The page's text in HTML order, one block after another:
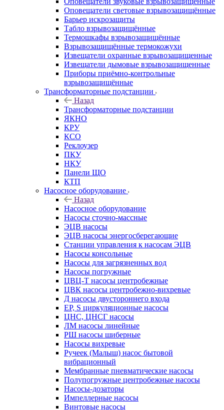
Оповещатели световые взрывозащищённые
Барьер искрозащиты
Табло взрывозащищённые
Термошкафы взрывозащищённые
Взрывозащищённые термокожухи
Извещатели охранные взрывозащищенные
Извещатели дымовые взрывозащищенные
Приборы приёмно-контрольные
взрывозащищённые
Трансформаторные подстанции
Назад
Трансформаторные подстанции
ЯКНО
КРУ
КСО
Реклоузер
ПКУ
НКУ
Панели ЩО
КТП
Насосное оборудование
Назад
Насосное оборудование
Насосы сточно-массные
ЭЦВ насосы
ЭЦВ насосы энергосберегающие
Станции управления к насосам ЭЦВ
Насосы консольные
Насосы для загрязненных вод
Насосы погружные
ЦВЦ-Т насосы центробежные
ЦВК насосы центробежно-вихревые
Д насосы двустороннего входа
EP, S циркуляционные насосы
ЦНС, ЦНСГ насосы
ЛМ насосы линейные
РШ насосы шиберные
Насосы вихревые
Ручеек (Малыш) насос бытовой
вибрационный
Мембранные пневматические насосы
Полупогружные центробежные насосы
Насосы-дозаторы
Импеллерные насосы
Винтовые насосы